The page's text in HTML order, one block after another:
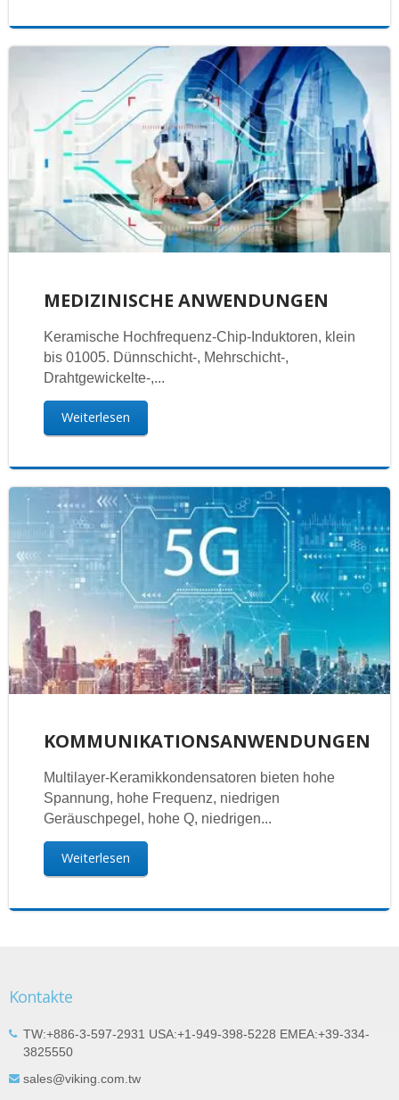
MEDIZINISCHE ANWENDUNGEN
Keramische Hochfrequenz-Chip-Induktoren, klein
bis 01005. Dünnschicht-, Mehrschicht-,
Drahtgewickelte-,...
Weiterlesen
KOMMUNIKATIONSANWENDUNGEN
Multilayer-Keramikkondensatoren bieten hohe
Spannung, hohe Frequenz, niedrigen
Geräuschpegel, hohe Q, niedrigen...
Weiterlesen
Kontakte
TW:+886-3-597-2931 USA:+1-949-398-5228 EMEA:+39-334-
3825550
sales@viking.com.tw